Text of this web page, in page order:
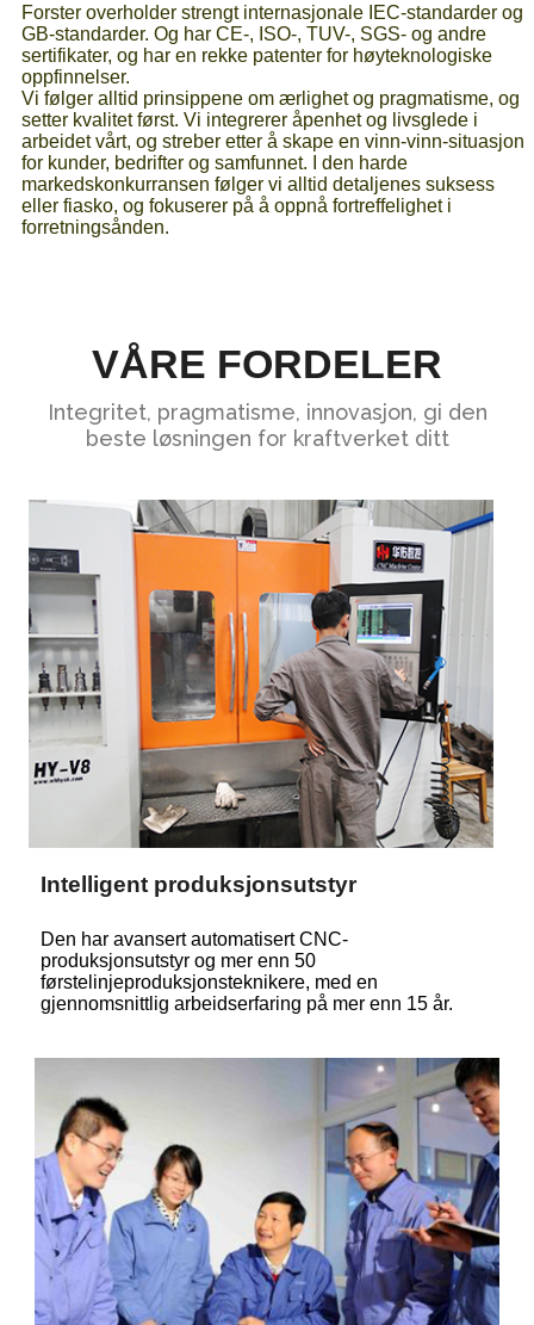
Forster overholder strengt internasjonale IEC-standarder og
GB-standarder. Og har CE-, ISO-, TUV-, SGS- og andre
sertifikater, og har en rekke patenter for høyteknologiske
oppfinnelser.
Vi følger alltid prinsippene om ærlighet og pragmatisme, og
setter kvalitet først. Vi integrerer åpenhet og livsglede i
arbeidet vårt, og streber etter å skape en vinn-vinn-situasjon
for kunder, bedrifter og samfunnet. I den harde
markedskonkurransen følger vi alltid detaljenes suksess
eller fiasko, og fokuserer på å oppnå fortreffelighet i
forretningsånden.
VÅRE FORDELER
Integritet, pragmatisme, innovasjon, gi den
beste løsningen for kraftverket ditt
Intelligent produksjonsutstyr
Den har avansert automatisert CNC-
produksjonsutstyr og mer enn 50
førstelinjeproduksjonsteknikere, med en
gjennomsnittlig arbeidserfaring på mer enn 15 år.